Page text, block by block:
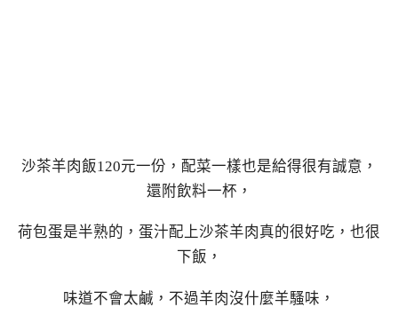
沙茶羊肉飯120元一份，配菜一樣也是給得很有誠意，
還附飲料一杯，
荷包蛋是半熟的，蛋汁配上沙茶羊肉真的很好吃，也很
下飯，
味道不會太鹹，不過羊肉沒什麼羊騷味，